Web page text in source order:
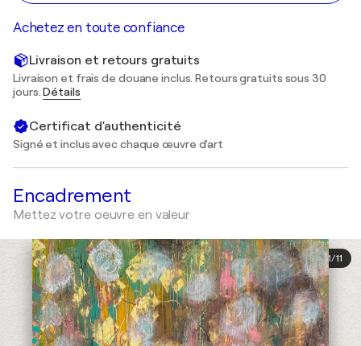
Achetez en toute confiance
Livraison et retours gratuits
Livraison et frais de douane inclus. Retours gratuits sous 30
jours.Détails
Certificat d'authenticité
Signé et inclus avec chaque œuvre d'art
Encadrement
Mettez votre oeuvre en valeur
1/11